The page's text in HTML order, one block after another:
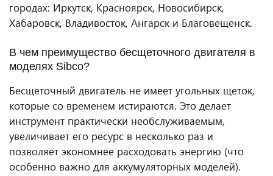
городах: Иркутск, Красноярск, Новосибирск,
Хабаровск, Владивосток, Ангарск и Благовещенск.
В чем преимущество бесщеточного двигателя в
моделях Sibco?
Бесщеточный двигатель не имеет угольных щеток,
которые со временем истираются. Это делает
инструмент практически необслуживаемым,
увеличивает его ресурс в несколько раз и
позволяет экономнее расходовать энергию (что
особенно важно для аккумуляторных моделей).